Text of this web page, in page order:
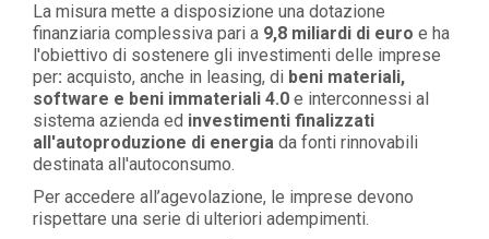
La misura mette a disposizione una dotazione
finanziaria complessiva pari a 9,8 miliardi di euro e ha
l'obiettivo di sostenere gli investimenti delle imprese
per: acquisto, anche in leasing, di beni materiali,
software e beni immateriali 4.0 e interconnessi al
sistema azienda ed investimenti finalizzati
all'autoproduzione di energia da fonti rinnovabili
destinata all'autoconsumo.
Per accedere all’agevolazione, le imprese devono
rispettare una serie di ulteriori adempimenti.